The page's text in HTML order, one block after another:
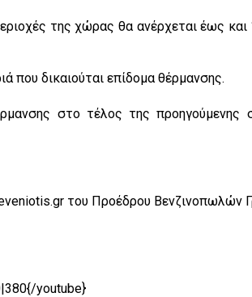
της χώρας θα ανέρχεται έως
που δικαιούται επίδομα θέρμανσης.
στο τέλος της προηγούμενης
του Προέδρου Βενζινοπωλών
youtube}